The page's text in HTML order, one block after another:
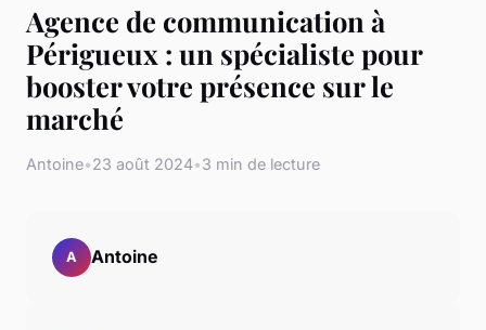
Agence de communication à
Périgueux : un spécialiste pour
booster votre présence sur le
marché
Antoine•23 août 2024•3 min de lecture
A Antoine